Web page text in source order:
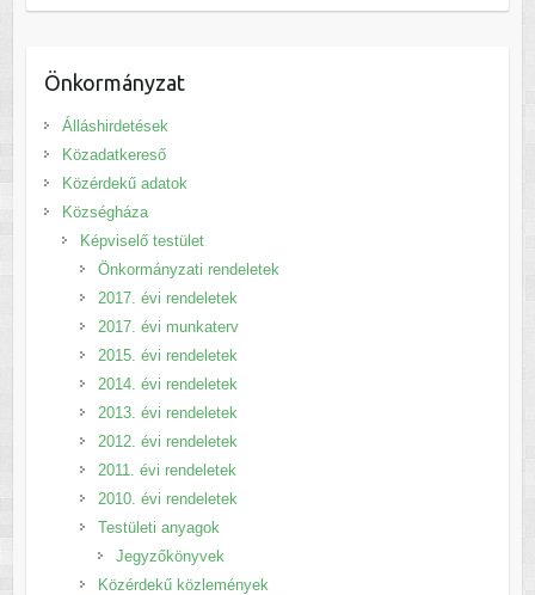
Önkormányzat
Álláshirdetések
Közadatkereső
Közérdekű adatok
Községháza
Képviselő testület
Önkormányzati rendeletek
2017. évi rendeletek
2017. évi munkaterv
2015. évi rendeletek
2014. évi rendeletek
2013. évi rendeletek
2012. évi rendeletek
2011. évi rendeletek
2010. évi rendeletek
Testületi anyagok
Jegyzőkönyvek
Közérdekű közlemények